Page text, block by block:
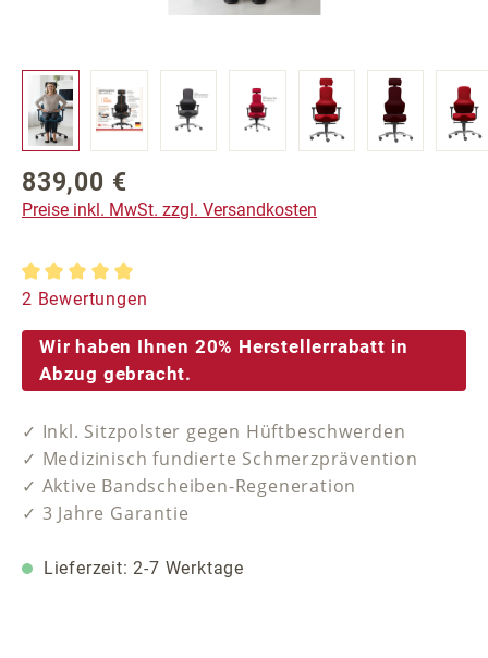
Regulärer Preis:
839,00 €
Preise inkl. MwSt. zzgl. Versandkosten
Durchschnittliche Bewertung von 5 von 5 Sternen
2 Bewertungen
Wir haben Ihnen 20% Herstellerrabatt in
Abzug gebracht.
✓ Inkl. Sitzpolster gegen Hüftbeschwerden
✓ Medizinisch fundierte Schmerzprävention
✓ Aktive Bandscheiben-Regeneration
✓ 3 Jahre Garantie
Lieferzeit: 2-7 Werktage